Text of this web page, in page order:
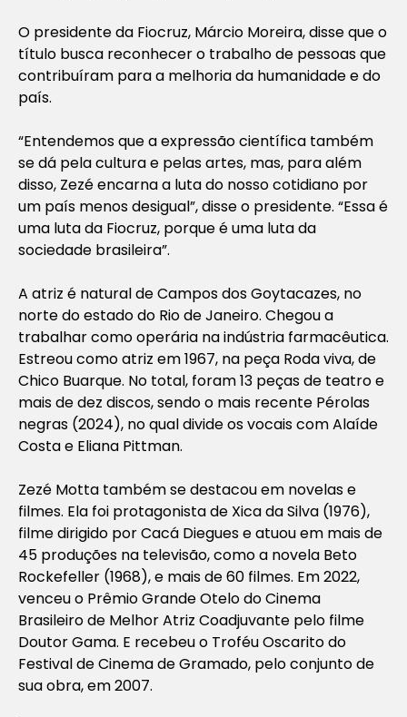
O presidente da Fiocruz, Márcio Moreira, disse que o
título busca reconhecer o trabalho de pessoas que
contribuíram para a melhoria da humanidade e do
país.
“Entendemos que a expressão científica também
se dá pela cultura e pelas artes, mas, para além
disso, Zezé encarna a luta do nosso cotidiano por
um país menos desigual”, disse o presidente. “Essa é
uma luta da Fiocruz, porque é uma luta da
sociedade brasileira”.
A atriz é natural de Campos dos Goytacazes, no
norte do estado do Rio de Janeiro. Chegou a
trabalhar como operária na indústria farmacêutica.
Estreou como atriz em 1967, na peça Roda viva, de
Chico Buarque. No total, foram 13 peças de teatro e
mais de dez discos, sendo o mais recente Pérolas
negras (2024), no qual divide os vocais com Alaíde
Costa e Eliana Pittman.
Zezé Motta também se destacou em novelas e
filmes. Ela foi protagonista de Xica da Silva (1976),
filme dirigido por Cacá Diegues e atuou em mais de
45 produções na televisão, como a novela Beto
Rockefeller (1968), e mais de 60 filmes. Em 2022,
venceu o Prêmio Grande Otelo do Cinema
Brasileiro de Melhor Atriz Coadjuvante pelo filme
Doutor Gama. E recebeu o Troféu Oscarito do
Festival de Cinema de Gramado, pelo conjunto de
sua obra, em 2007.